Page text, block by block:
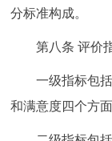
分标准构成。
第八条 评价指
一级指标包括
和满意度四个方面